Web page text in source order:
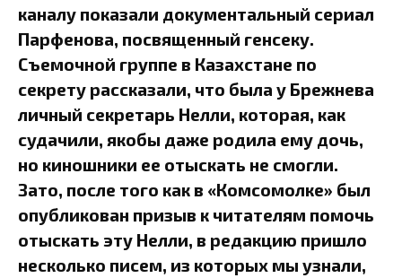
каналу показали документальный сериал
Парфенова, посвященный генсеку.
Съемочной группе в Казахстане по
секрету рассказали, что была у Брежнева
личный секретарь Нелли, которая, как
судачили, якобы даже родила ему дочь,
но киношники ее отыскать не смогли.
Зато, после того как в «Комсомолке» был
опубликован призыв к читателям помочь
отыскать эту Нелли, в редакцию пришло
несколько писем, из которых мы узнали,